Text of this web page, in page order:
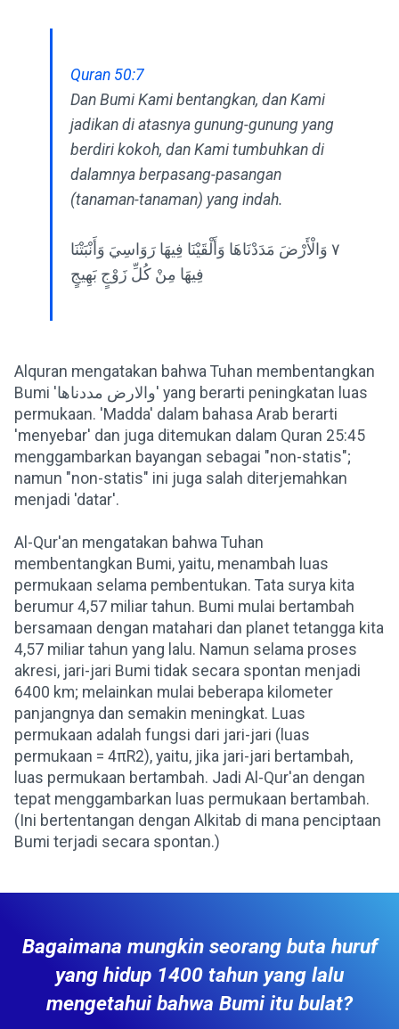
Quran 50:7
Dan Bumi Kami bentangkan, dan Kami
jadikan di atasnya gunung-gunung yang
berdiri kokoh, dan Kami tumbuhkan di
dalamnya berpasang-pasangan
(tanaman-tanaman) yang indah.
٧ وَالْأَرْضَ مَدَدْنَاهَا وَأَلْقَيْنَا فِيهَا رَوَاسِيَ وَأَنْبَتْنَا
فِيهَا مِنْ كُلِّ زَوْجٍ بَهِيجٍ
Alquran mengatakan bahwa Tuhan membentangkan
Bumi 'والارض مددناها' yang berarti peningkatan luas
permukaan. 'Madda' dalam bahasa Arab berarti
'menyebar' dan juga ditemukan dalam Quran 25:45
menggambarkan bayangan sebagai "non-statis";
namun "non-statis" ini juga salah diterjemahkan
menjadi 'datar'.
Al-Qur'an mengatakan bahwa Tuhan
membentangkan Bumi, yaitu, menambah luas
permukaan selama pembentukan. Tata surya kita
berumur 4,57 miliar tahun. Bumi mulai bertambah
bersamaan dengan matahari dan planet tetangga kita
4,57 miliar tahun yang lalu. Namun selama proses
akresi, jari-jari Bumi tidak secara spontan menjadi
6400 km; melainkan mulai beberapa kilometer
panjangnya dan semakin meningkat. Luas
permukaan adalah fungsi dari jari-jari (luas
permukaan = 4πR2), yaitu, jika jari-jari bertambah,
luas permukaan bertambah. Jadi Al-Qur'an dengan
tepat menggambarkan luas permukaan bertambah.
(Ini bertentangan dengan Alkitab di mana penciptaan
Bumi terjadi secara spontan.)
Bagaimana mungkin seorang buta huruf
yang hidup 1400 tahun yang lalu
mengetahui bahwa Bumi itu bulat?